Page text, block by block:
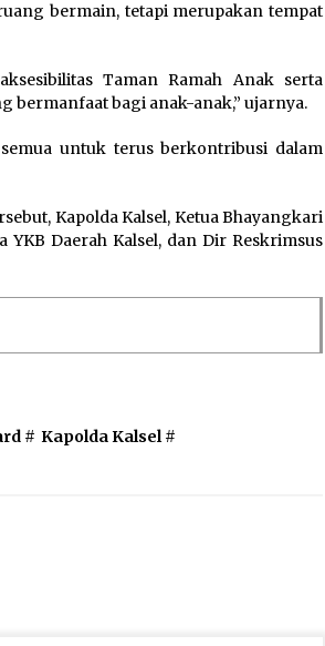
bermain, tetapi merupakan tempat
Taman Ramah Anak serta
bagi anak-anak,” ujarnya.
untuk terus berkontribusi dalam
Kapolda Kalsel, Ketua Bhayangkari
YKB Daerah Kalsel, dan Dir Reskrimsus
# Kapolda Kalsel #